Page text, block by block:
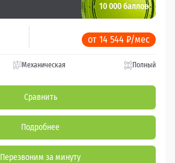
10 000 баллов
от 14 544 ₽/мес
Механическая Полный
Сравнить
Подробнее
Перезвоним за минуту